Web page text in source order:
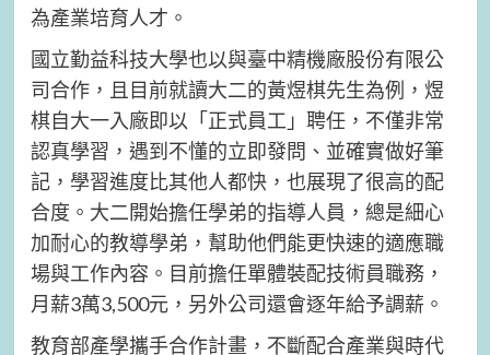
為產業培育人才。
國立勤益科技大學也以與臺中精機廠股份有限公
司合作，且目前就讀大二的黃煜棋先生為例，煜
棋自大一入廠即以「正式員工」聘任，不僅非常
認真學習，遇到不懂的立即發問、並確實做好筆
記，學習進度比其他人都快，也展現了很高的配
合度。大二開始擔任學弟的指導人員，總是細心
加耐心的教導學弟，幫助他們能更快速的適應職
場與工作內容。目前擔任單體裝配技術員職務，
月薪3萬3,500元，另外公司還會逐年給予調薪。
教育部產學攜手合作計畫，不斷配合產業與時代